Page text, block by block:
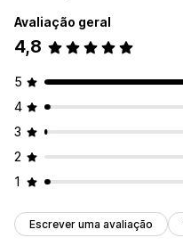
Avaliação geral
4,8
5
4
3
2
1
Escrever uma avaliação